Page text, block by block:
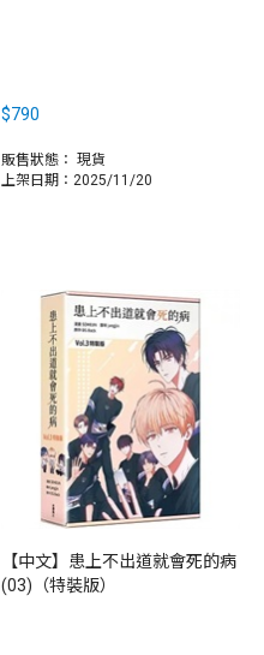
$790
販售狀態： 現貨
上架日期：2025/11/20
【中文】患上不出道就會死的病
(03)（特裝版）